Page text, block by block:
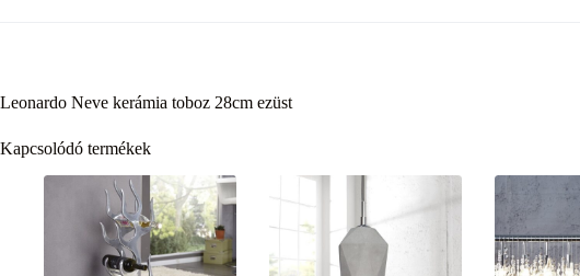
Leonardo Neve kerámia toboz 28cm ezüst
Kapcsolódó termékek